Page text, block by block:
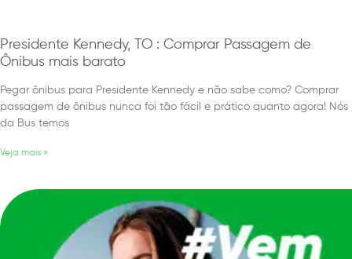
Presidente Kennedy, TO : Comprar Passagem de
Ônibus mais barato
Pegar ônibus para Presidente Kennedy e não sabe como? Comprar
passagem de ônibus nunca foi tão fácil e prático quanto agora! Nós
da Bus temos
Veja mais »